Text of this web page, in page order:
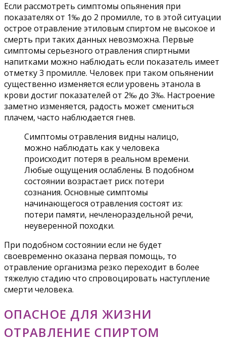
Если рассмотреть симптомы опьянения при
показателях от 1‰ до 2 промилле, то в этой ситуации
острое отравление этиловым спиртом не высокое и
смерть при таких данных невозможна. Первые
симптомы серьезного отравления спиртными
напитками можно наблюдать если показатель имеет
отметку 3 промилле. Человек при таком опьянении
существенно изменяется если уровень этанола в
крови достиг показателей от 2‰ до 3‰. Настроение
заметно изменяется, радость может смениться
плачем, часто наблюдается гнев.
Симптомы отравления видны налицо,
можно наблюдать как у человека
происходит потеря в реальном времени.
Любые ощущения ослаблены. В подобном
состоянии возрастает риск потери
сознания. Основные симптомы
начинающегося отравления состоят из:
потери памяти, нечленораздельной речи,
неуверенной походки.
При подобном состоянии если не будет
своевременно оказана первая помощь, то
отравление организма резко переходит в более
тяжелую стадию что спровоцировать наступление
смерти человека.
ОПАСНОЕ ДЛЯ ЖИЗНИ
ОТРАВЛЕНИЕ СПИРТОМ